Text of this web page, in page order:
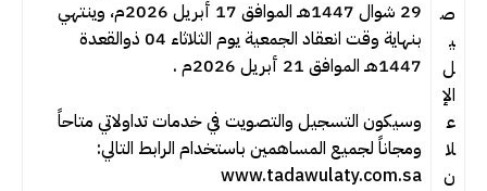
ص
ي
ل
الإ
ع
لا
ن
29 شوال 1447هـ الموافق 17 أبريل 2026م، وينتهي
بنهاية وقت انعقاد الجمعية يوم الثلاثاء 04 ذوالقعدة
1447هـ الموافق 21 أبريل 2026م .
وسيكون التسجيل والتصويت في خدمات تداولاتي متاحاً
ومجاناً لجميع المساهمين باستخدام الرابط التالي:
www.tadawulaty.com.sa